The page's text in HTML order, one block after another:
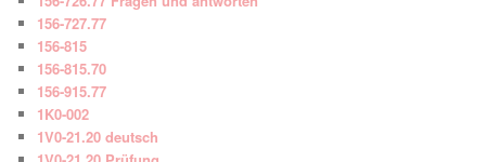
156-727.77
156-815
156-815.70
156-915.77
1K0-002
1V0-21.20 deutsch